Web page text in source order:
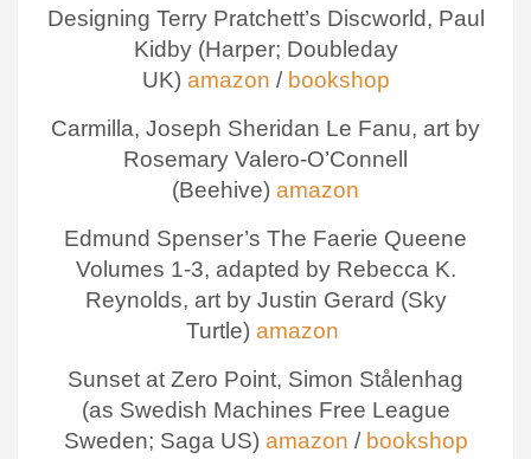
Designing Terry Pratchett’s Discworld, Paul
Kidby (Harper; Doubleday
UK) amazon / bookshop
Carmilla, Joseph Sheridan Le Fanu, art by
Rosemary Valero-O’Connell
(Beehive) amazon
Edmund Spenser’s The Faerie Queene
Volumes 1-3, adapted by Rebecca K.
Reynolds, art by Justin Gerard (Sky
Turtle) amazon
Sunset at Zero Point, Simon Stålenhag
(as Swedish Machines Free League
Sweden; Saga US) amazon / bookshop